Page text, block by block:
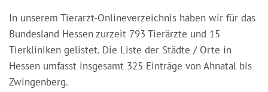
In unserem Tierarzt-Onlineverzeichnis haben wir für das
Bundesland Hessen zurzeit 793 Tierärzte und 15
Tierkliniken gelistet. Die Liste der Städte / Orte in
Hessen umfasst insgesamt 325 Einträge von Ahnatal bis
Zwingenberg.